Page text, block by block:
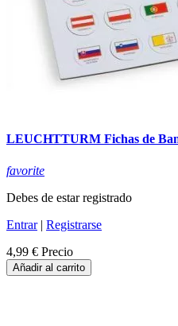
LEUCHTTURM Fichas de
favorite
Debes de estar registrado
Entrar| Registrarse
4,99 € Precio
Añadir al carrito